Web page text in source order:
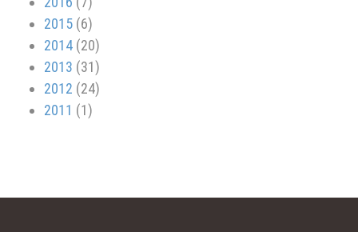
2015 (6)
2014 (20)
2013 (31)
2012 (24)
2011 (1)